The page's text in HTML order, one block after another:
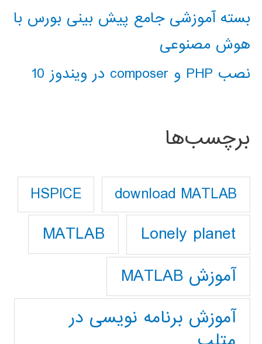
بسته آموزشی جامع پیش بینی بورس با
هوش مصنوعی
نصب PHP و composer در ویندوز 10
برچسب‌ها
download MATLAB
HSPICE
Lonely planet
MATLAB
آموزش MATLAB
آموزش برنامه نویسی در